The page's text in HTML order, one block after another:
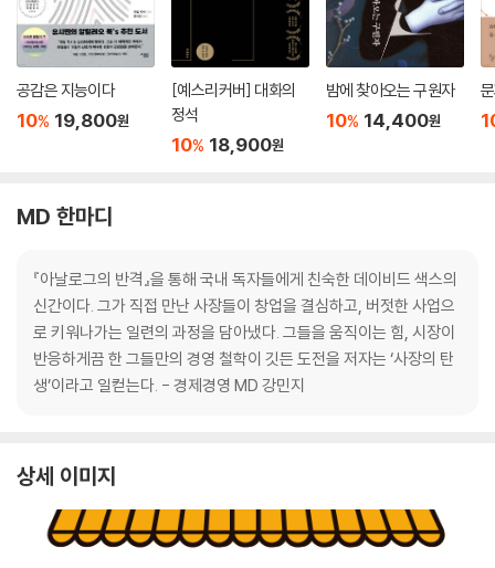
공감은 지능이다
10% 19,800원
[예스리커버] 대화의
정석
10% 18,900원
밤에 찾아오는 구원자
10% 14,400원
MD 한마디
『아날로그의 반격』을 통해 국내 독자들에게 친숙한 데이비드 색스의
신간이다. 그가 직접 만난 사장들이 창업을 결심하고, 버젓한 사업으
로 키워나가는 일련의 과정을 담아냈다. 그들을 움직이는 힘, 시장이
반응하게끔 한 그들만의 경영 철학이 깃든 도전을 저자는 ‘사장의 탄
생’이라고 일컫는다. - 경제경영 MD 강민지
상세 이미지